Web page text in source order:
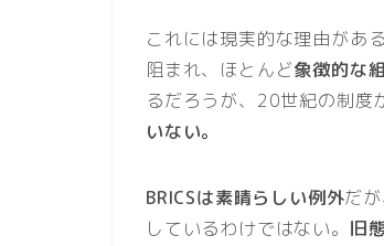
これには現実的な理由がある
阻まれ、ほとんど象徴的な
るだろうが、20世紀の制度
いない。
BRICSは素晴らしい例外だ
しているわけではない。 旧